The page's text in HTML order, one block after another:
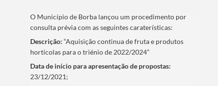
O Municí­pio de Borba lançou um procedimento por
consulta prévia com as seguintes caraterí­sticas:
Descrição:“Aquisição continua de fruta e produtos
hortícolas para o triénio de 2022/2024”
Data de iní­cio para apresentação de propostas:
23/12/2021;